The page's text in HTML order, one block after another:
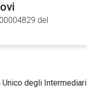
del
degli Intermediari